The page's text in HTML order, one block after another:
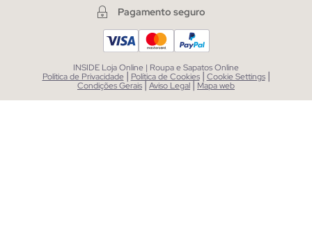
Pagamento seguro
INSIDE Loja Online | Roupa e Sapatos Online
Política de Privacidade | Política de Cookies | Cookie Settings |
Condições Gerais|Aviso Legal| Mapa web